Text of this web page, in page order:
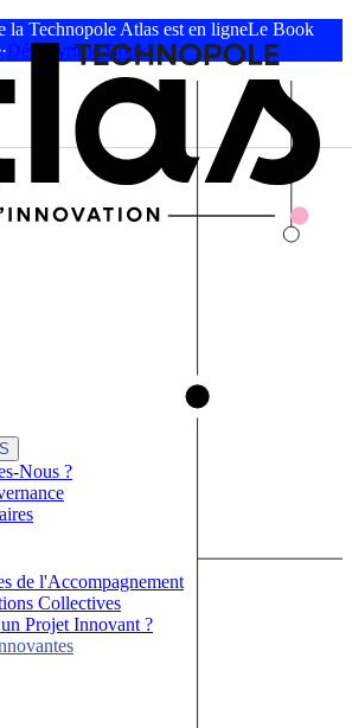
Technopole Atlas est en ligneLe Book
·Découvrir le Book
Nous ?
de l'Accompagnement
Collectives
Projet Innovant ?